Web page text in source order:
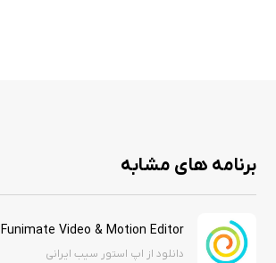
برنامه های مشابه
Funimate Video & Motion Editor هک شده
دانلود از اپ استور سیب ایرانی